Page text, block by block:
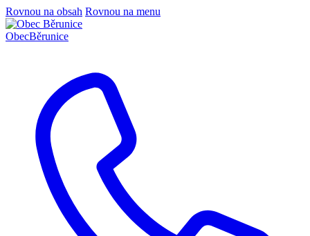
Rovnou na obsah Rovnou na menu
ObecBěrunice